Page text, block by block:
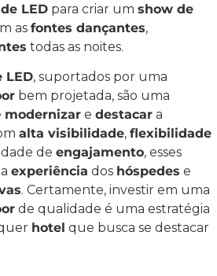
LED para criar um show de
as fontes dançantes,
todas as noites.
LED, suportados por uma
bem projetada, são uma
modernizar e destacar a
alta visibilidade, flexibilidade
de engajamento, esses
experiência dos hóspedes e
. Certamente, investir em uma
de qualidade é uma estratégia
hotel que busca se destacar